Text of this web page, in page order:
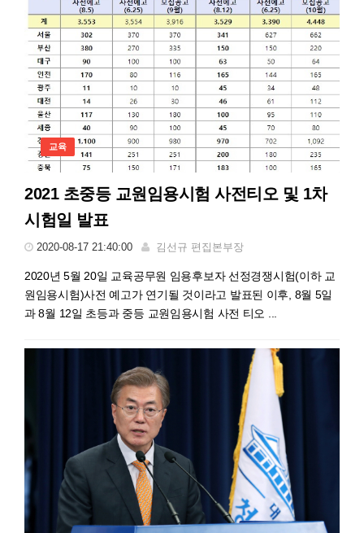
교육
2021 초중등 교원임용시험 사전티오 및 1차
시험일 발표
2020-08-17 21:40:00 김선규 편집본부장
2020년 5월 20일 교육공무원 임용후보자 선정경쟁시험(이하 교
원임용시험)사전 예고가 연기될 것이라고 발표된 이후, 8월 5일
과 8월 12일 초등과 중등 교원임용시험 사전 티오 ...